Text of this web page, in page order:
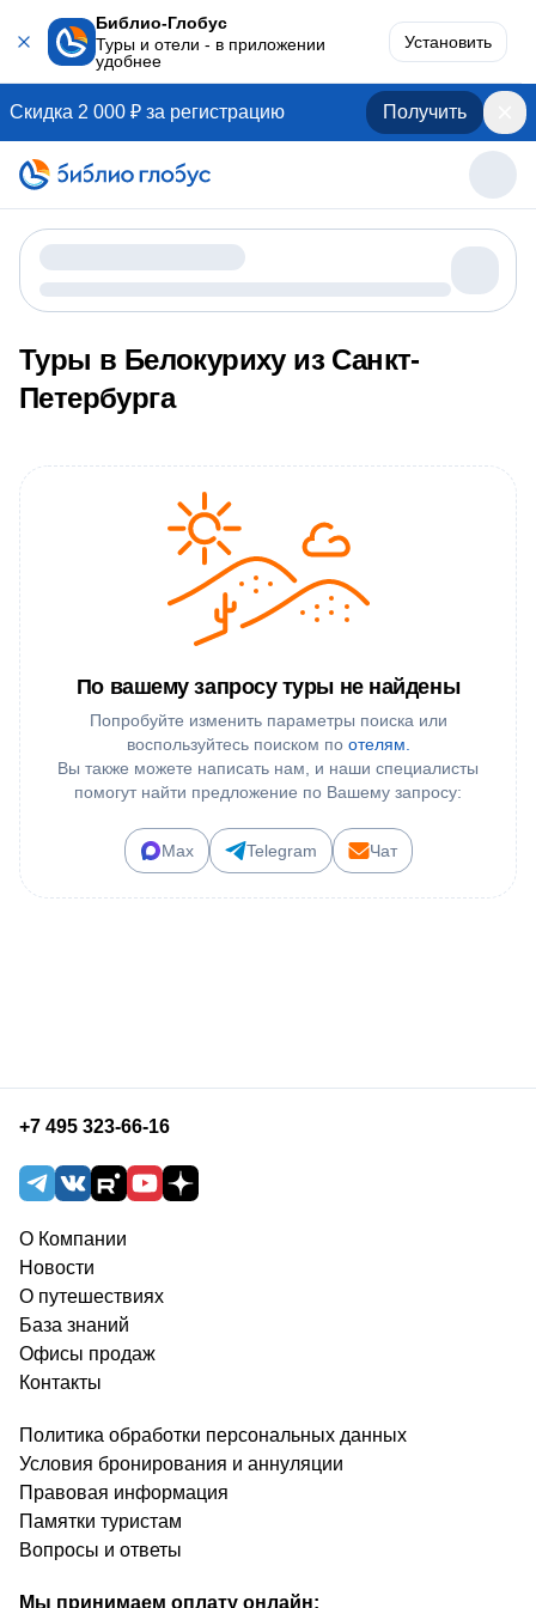
Библио-Глобус
Туры и отели - в приложении
удобнее
Установить
Скидка 2 000 ₽ за регистрацию Получить
Туры в Белокуриху из Санкт-
Петербурга
По вашему запросу туры не найдены
Попробуйте изменить параметры поиска или
воспользуйтесь поиском по отелям.
Вы также можете написать нам, и наши специалисты
помогут найти предложение по Вашему запросу:
Max Telegram Чат
+7 495 323-66-16
О Компании
Новости
О путешествиях
База знаний
Офисы продаж
Контакты
Политика обработки персональных данных
Условия бронирования и аннуляции
Правовая информация
Памятки туристам
Вопросы и ответы
Мы принимаем оплату онлайн: